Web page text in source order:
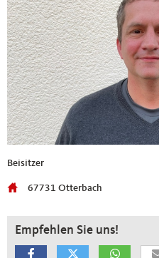
Beisitzer
67731 Otterbach
Empfehlen Sie uns!